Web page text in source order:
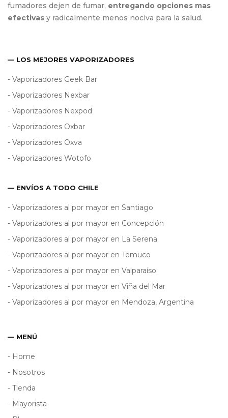
fumadores dejen de fumar, entregando opciones mas
efectivas y radicalmente menos nociva para la salud.
— LOS MEJORES VAPORIZADORES
- Vaporizadores Geek Bar
- Vaporizadores Nexbar
- Vaporizadores Nexpod
- Vaporizadores Oxbar
- Vaporizadores Oxva
- Vaporizadores Wotofo
— ENVÍOS A TODO CHILE
- Vaporizadores al por mayor en Santiago
- Vaporizadores al por mayor en Concepción
- Vaporizadores al por mayor en La Serena
- Vaporizadores al por mayor en Temuco
- Vaporizadores al por mayor en Valparaíso
- Vaporizadores al por mayor en Viña del Mar
- Vaporizadores al por mayor en Mendoza, Argentina
— MENÚ
- Home
- Nosotros
- Tienda
- Mayorista